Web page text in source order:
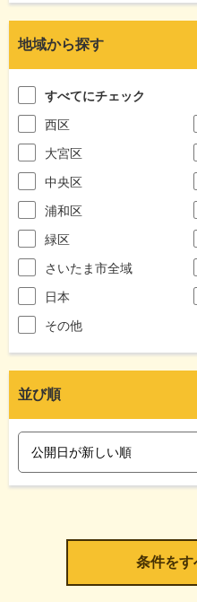
地域から探す
すべてにチェック
西区
大宮区
中央区
浦和区
緑区
さいたま市全域
日本
その他
並び順